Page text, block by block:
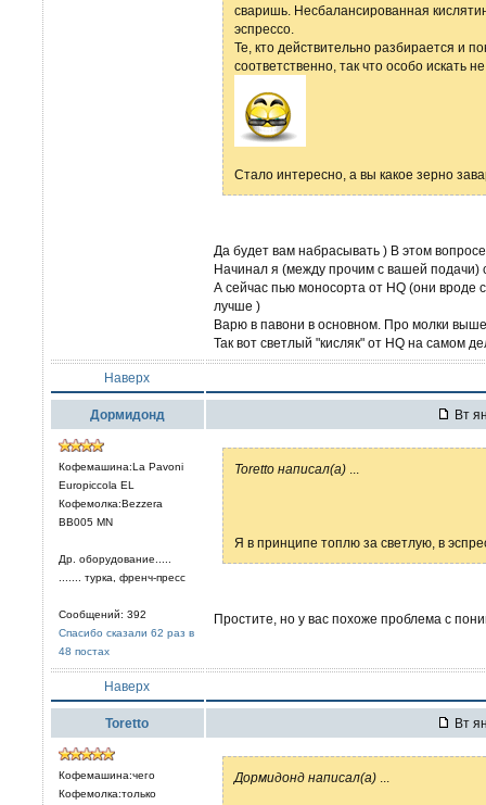
сваришь. Несбалансированная
эспрессо.
Те, кто действительно разбирается и
соответственно, так что особо искать
Стало интересно, а вы какое зерно
Да будет вам набрасывать ) В этом
Начинал я (между прочим с вашей подачи)
А сейчас пью моносорта от HQ (они вроде
лучше )
Варю в павони в основном. Про молки
Так вот светлый "кисляк" от HQ на самом
Наверх
Дормидонд Вт
Кофемашина:La Pavoni
Europiccola EL
Кофемолка:Bezzera
ВВ005 МN
Др. оборудование.....
....... турка, френч-пресс
Сообщений: 392
Спасибо сказали 62 раз в
48 постах
Toretto написал(а)
Я в принципе топлю за светлую, в
Простите, но у вас похоже проблема с
Наверх
Toretto Вт
Кофемашина:чего
Кофемолка:только
Дормидонд написал(а)